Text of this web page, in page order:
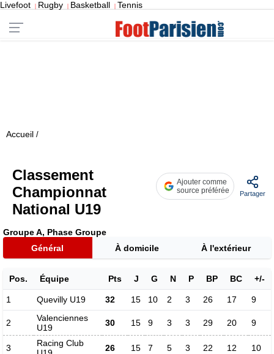
Livefoot | Rugby | Basketball | Tennis
Accueil /
Classement
Championnat
National U19
Ajouter comme
source préférée
Partager
Groupe A, Phase Groupe
Général
À domicile À l'extérieur
Pos. Équipe Pts J G N P BP BC +/-
1 Quevilly U19 32 15 10 2 3 26 17 9
2
Valenciennes
U19
30 15 9 3 3 29 20 9
3
Racing Club
26 15 7 5 3 22 12 10